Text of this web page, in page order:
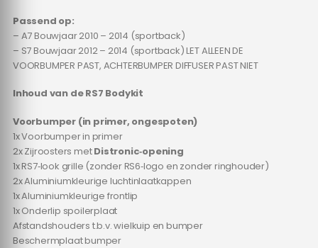
Passend op:
– A7 Bouwjaar 2010 – 2014 (sportback)
– S7 Bouwjaar 2012 – 2014 (sportback) LET ALLEEN DE
VOORBUMPER PAST, ACHTERBUMPER DIFFUSER PAST NIET
Inhoud van de RS7 Bodykit
Voorbumper (in primer, ongespoten)
1x Voorbumper in primer
2x Zijroosters metDistronic‑opening
1x RS7‑look grille (zonder RS6‑logo en zonder ringhouder)
2x Aluminiumkleurige luchtinlaatkappen
1x Aluminiumkleurige frontlip
1x Onderlip spoilerplaat
Afstandshouders t.b.v. wielkuip en bumper
Beschermplaat bumper